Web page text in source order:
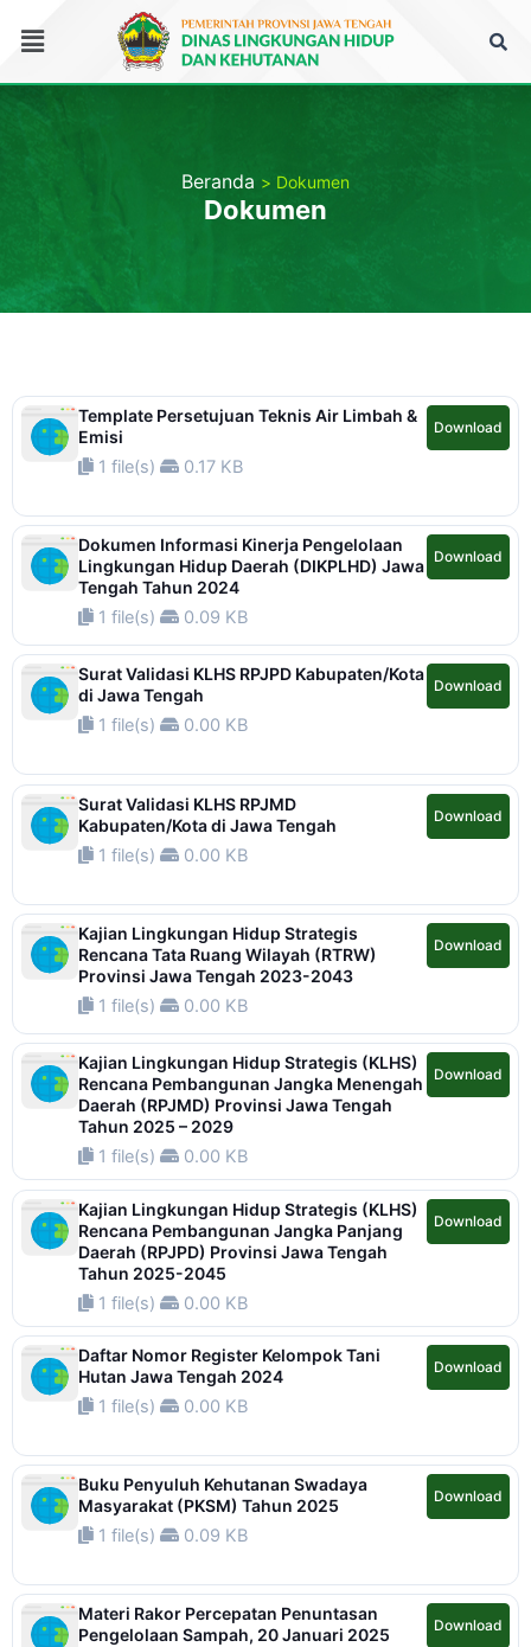
Menu
Beranda Dokumen
Dokumen
Template Persetujuan Teknis Air Limbah &
Emisi
1 file(s) 0.17 KB
Download
Dokumen Informasi Kinerja Pengelolaan
Lingkungan Hidup Daerah (DIKPLHD) Jawa
Tengah Tahun 2024
1 file(s) 0.09 KB
Download
Surat Validasi KLHS RPJPD Kabupaten/Kota
di Jawa Tengah
1 file(s) 0.00 KB
Download
Surat Validasi KLHS RPJMD
Kabupaten/Kota di Jawa Tengah
1 file(s) 0.00 KB
Download
Kajian Lingkungan Hidup Strategis
Rencana Tata Ruang Wilayah (RTRW)
Provinsi Jawa Tengah 2023-2043
1 file(s) 0.00 KB
Download
Kajian Lingkungan Hidup Strategis (KLHS)
Rencana Pembangunan Jangka Menengah
Daerah (RPJMD) Provinsi Jawa Tengah
Tahun 2025 – 2029
1 file(s) 0.00 KB
Download
Kajian Lingkungan Hidup Strategis (KLHS)
Rencana Pembangunan Jangka Panjang
Daerah (RPJPD) Provinsi Jawa Tengah
Tahun 2025-2045
1 file(s) 0.00 KB
Download
Daftar Nomor Register Kelompok Tani
Hutan Jawa Tengah 2024
1 file(s) 0.00 KB
Download
Buku Penyuluh Kehutanan Swadaya
Masyarakat (PKSM) Tahun 2025
1 file(s) 0.09 KB
Download
Materi Rakor Percepatan Penuntasan
Pengelolaan Sampah, 20 Januari 2025
Download